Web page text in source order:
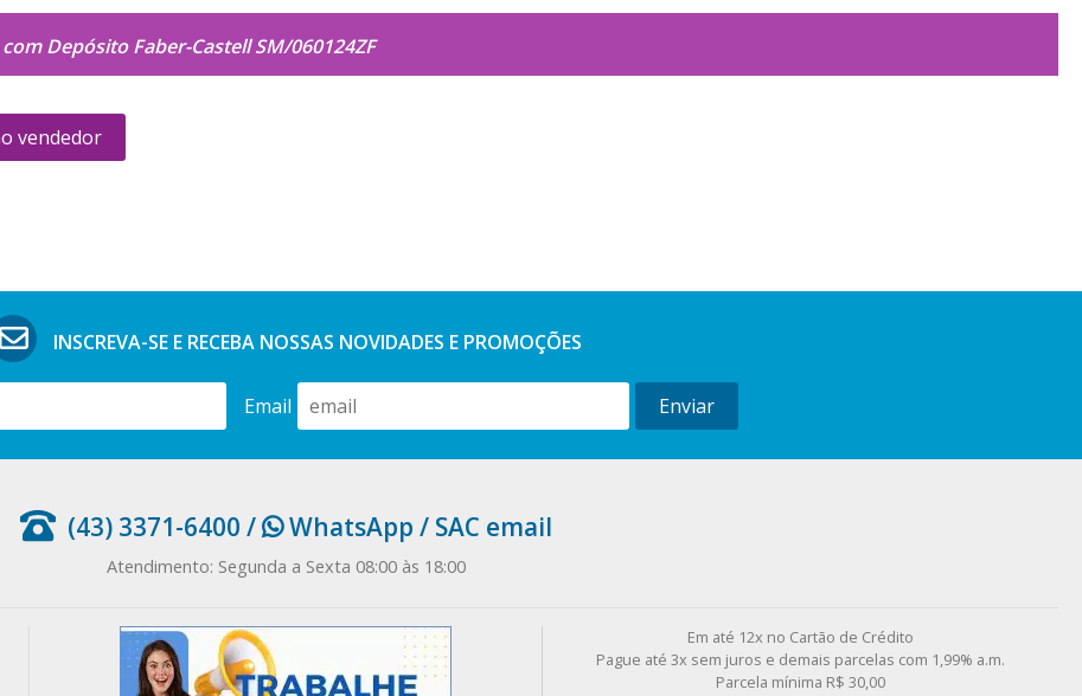
Depósito Faber-Castell SM/060124ZF
vendedor
INSCREVA-SE E RECEBA NOSSAS NOVIDADES E PROMOÇÕES
Email Enviar
(43) 3371-6400 / WhatsApp / SAC email
Atendimento: Segunda a Sexta 08:00 às 18:00
Em até 12x no Cartão de Crédito
Pague até 3x sem juros e demais parcelas com 1,99% a.m.
Parcela mínima R$ 30,00